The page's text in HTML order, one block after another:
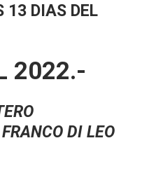
13 DIAS DEL
2022.-
DI LEO